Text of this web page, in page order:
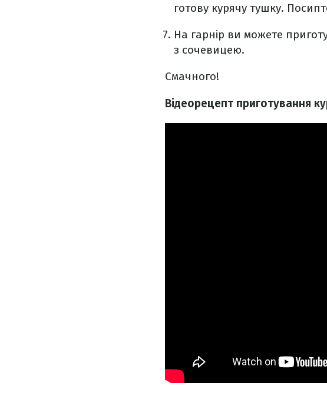
готову курячу тушку.
На гарнір ви можете
з сочевицею.
Смачного!
Відеорецепт приготування